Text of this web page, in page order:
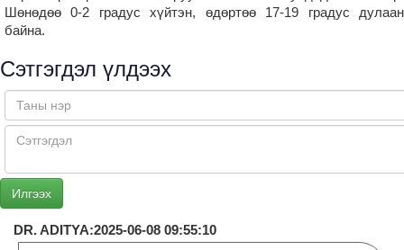
Шөнөдөө 0-2 градус хүйтэн, өдөртөө 17-19 градус дулаан
байна.
Сэтгэгдэл үлдээх
DR. ADITYA:2025-06-08 09:55:10